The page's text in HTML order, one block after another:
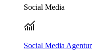
Social Media
Social Media Agentur